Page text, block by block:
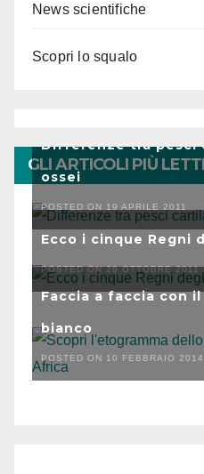
News scientifiche
Scopri lo squalo
GLI ARTICOLI PIÙ LETTI
Differenze tra pesci
ossei
POSTED ON 19 APRILE 2011
Ecco i cinque Regni
POSTED ON 29 OTTOBRE 2011
Faccia a faccia con
bianco
POSTED ON 10 FEBBRAIO 2014